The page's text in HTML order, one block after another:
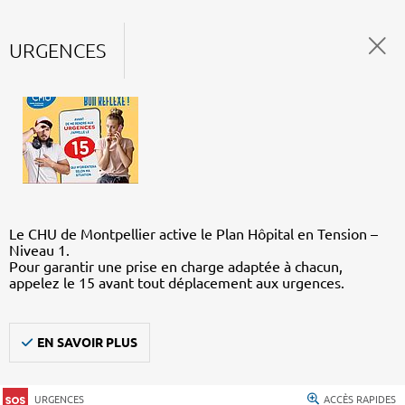
URGENCES
Le CHU de Montpellier active le Plan Hôpital en Tension –
Niveau 1.
Pour garantir une prise en charge adaptée à chacun,
appelez le 15 avant tout déplacement aux urgences.
EN SAVOIR PLUS
URGENCES ACCÈS RAPIDES